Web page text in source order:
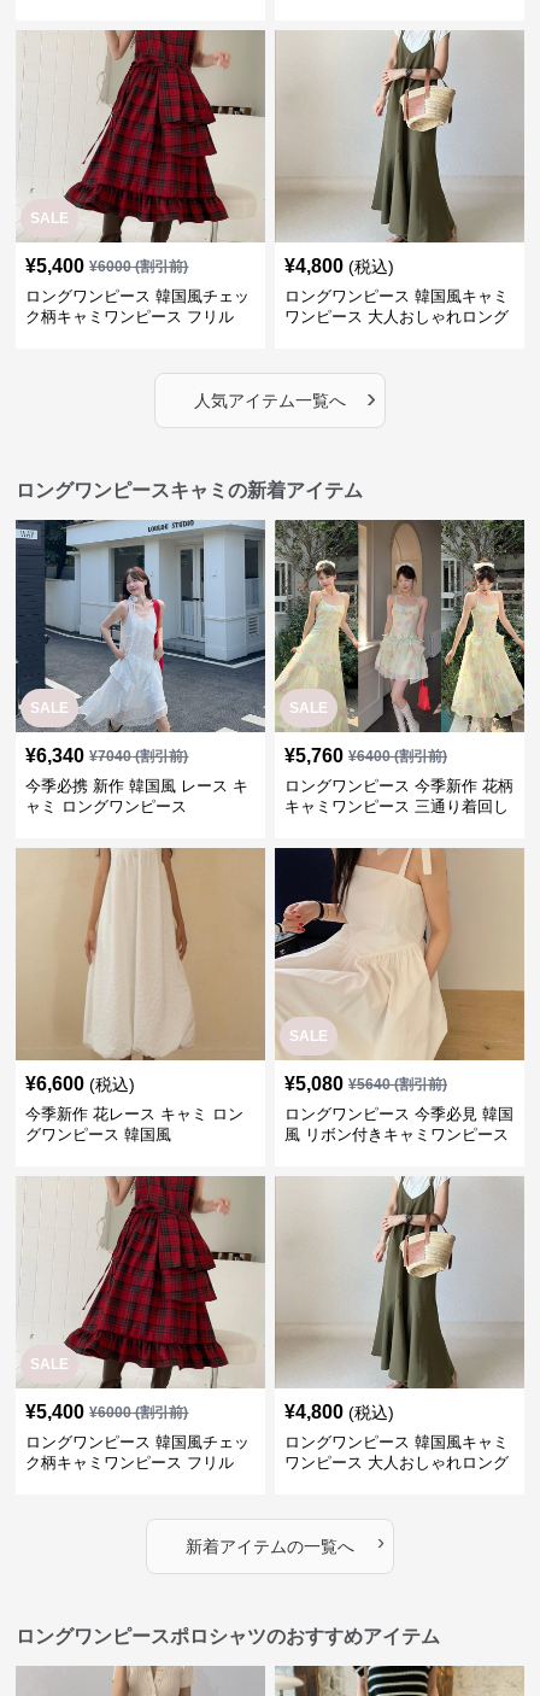
SALE
¥5,400 ¥6000(割引前)
ロングワンピース 韓国風チェッ
ク柄キャミワンピース フリル
¥4,800 (税込)
ロングワンピース 韓国風キャミ
ワンピース 大人おしゃれロング
人気アイテム一覧へ ›
ロングワンピースキャミの新着アイテム
SALE
¥6,340 ¥7040(割引前)
今季必携 新作 韓国風 レース キ
ャミ ロングワンピース
SALE
¥5,760 ¥6400(割引前)
ロングワンピース 今季新作 花柄
キャミワンピース 三通り着回し
¥6,600 (税込)
今季新作 花レース キャミ ロン
グワンピース 韓国風
SALE
¥5,080 ¥5640(割引前)
ロングワンピース 今季必見 韓国
風 リボン付きキャミワンピース
SALE
¥5,400 ¥6000(割引前)
ロングワンピース 韓国風チェッ
ク柄キャミワンピース フリル
¥4,800 (税込)
ロングワンピース 韓国風キャミ
ワンピース 大人おしゃれロング
新着アイテムの一覧へ ›
ロングワンピースポロシャツのおすすめアイテム